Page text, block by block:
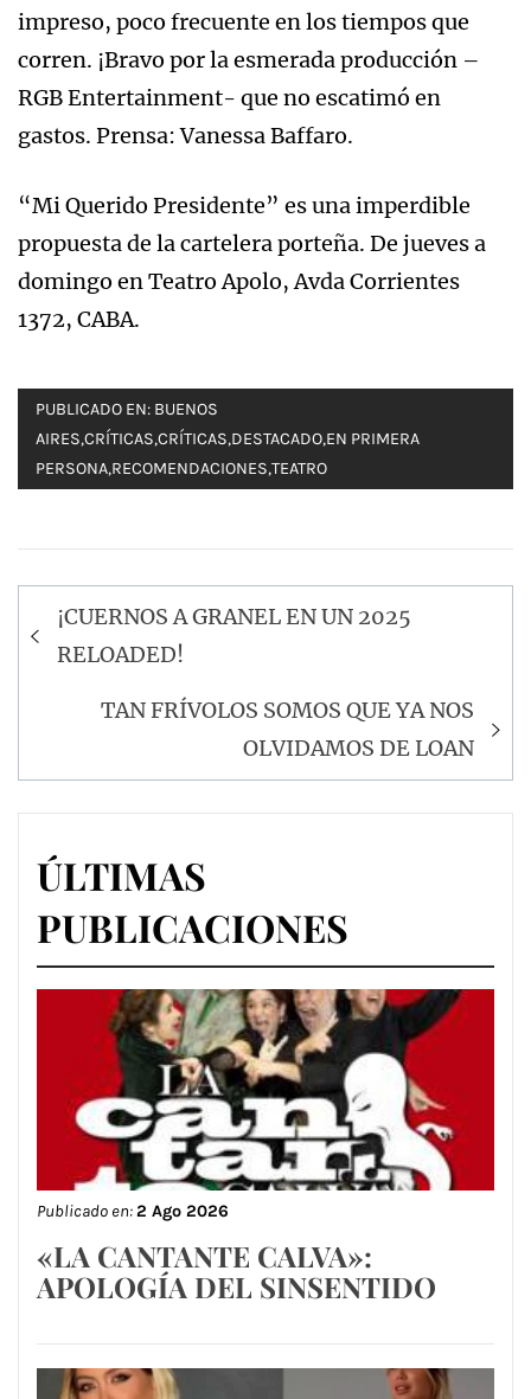
impreso, poco frecuente en los tiempos que
corren. ¡Bravo por la esmerada producción –
RGB Entertainment- que no escatimó en
gastos. Prensa: Vanessa Baffaro.
“Mi Querido Presidente” es una imperdible
propuesta de la cartelera porteña. De jueves a
domingo en Teatro Apolo, Avda Corrientes
1372, CABA.
PUBLICADO EN: BUENOS
AIRES,CRÍTICAS,CRÍTICAS,DESTACADO,EN PRIMERA
PERSONA,RECOMENDACIONES,TEATRO
Navegación
de
¡CUERNOS A GRANEL EN UN 2025
RELOADED!
TAN FRÍVOLOS SOMOS QUE YA NOS
OLVIDAMOS DE LOAN
ÚLTIMAS
PUBLICACIONES
Publicado en:2 Ago 2026
«LA CANTANTE CALVA»:
APOLOGÍA DEL SINSENTIDO